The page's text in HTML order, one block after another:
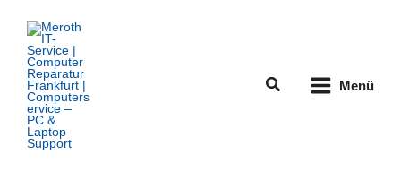
Inhalt
springen
Suchen Menü